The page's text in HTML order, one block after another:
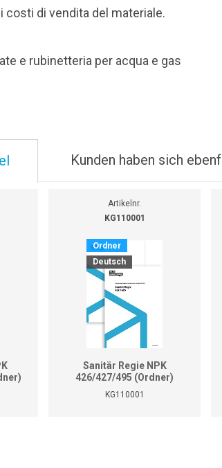
costi di vendita del materiale.
e rubinetteria per acqua e gas
Kunden haben sich
Artikelnr.
KG110001
Ordner
Deutsch
Sanitär Regie NPK
426/427/495 (Ordner)
KG110001